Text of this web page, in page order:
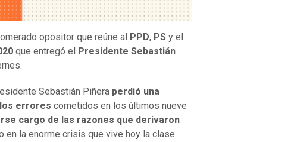
opositor que reúne al PPD, PS y el
que entregó el
Presidente Sebastián
Sebastián Piñera perdió una
errores cometidos en los últimos nueve
cargo de las razones que derivaron
en la enorme crisis que vive hoy la clase